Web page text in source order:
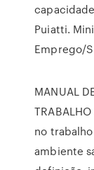
Puiatti.
Emprego/
MANUAL
no
ambiente